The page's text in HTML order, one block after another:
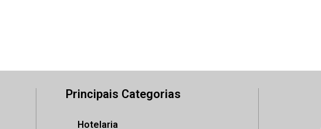
Principais Categorias
Hotelaria